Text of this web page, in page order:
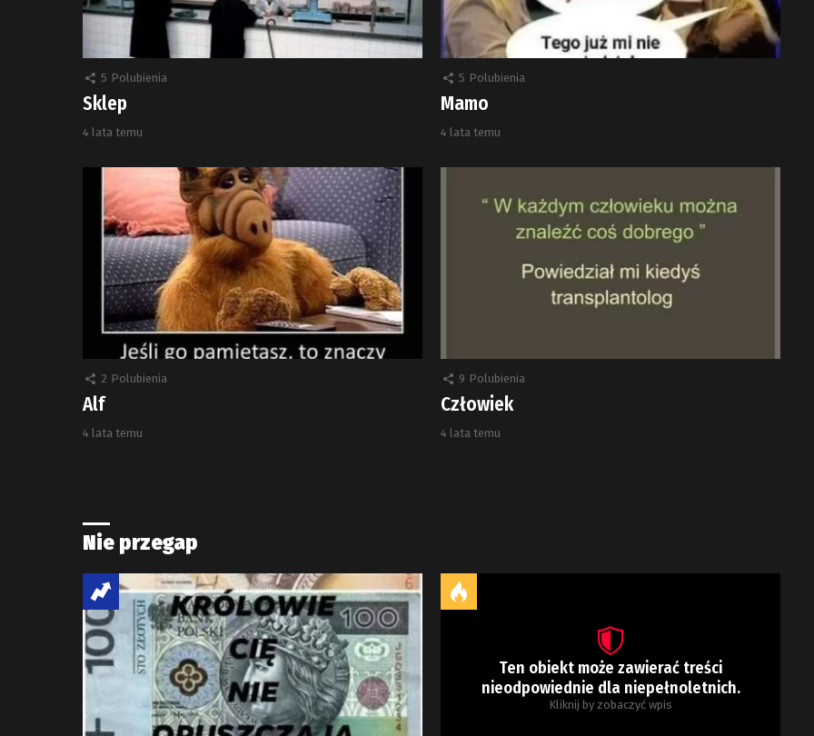
5 Polubienia
Sklep
4 lata temu
5 Polubienia
Mamo
4 lata temu
2 Polubienia
Alf
4 lata temu
9 Polubienia
Człowiek
4 lata temu
Nie przegap
Ten obiekt może zawierać treści
nieodpowiednie dla niepełnoletnich.
Kliknij by zobaczyć wpis